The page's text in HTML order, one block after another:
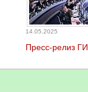
14.05.2025
Пресс-релиз